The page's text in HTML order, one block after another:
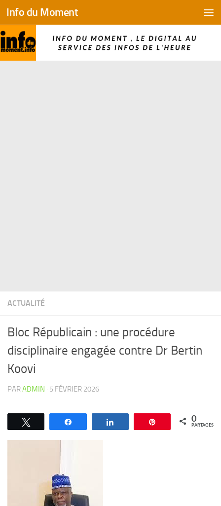
Skip to content
Info du Moment
ACTUALITÉ
Bloc Républicain : une procédure
disciplinaire engagée contre Dr Bertin
Koovi
PARADMIN · 5 FÉVRIER 2026
Épingle 0
PARTAGES